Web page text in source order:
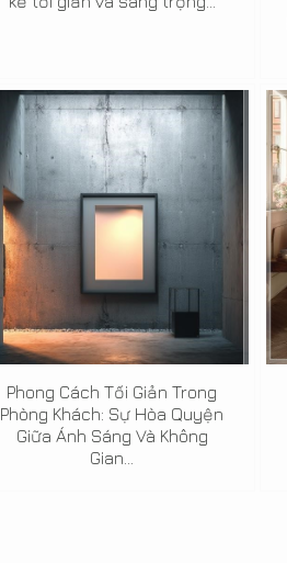
Phong Cách Tối Giản Trong
Phòng Khách: Sự Hòa Quyện
Giữa Ánh Sáng Và Không
Gian...